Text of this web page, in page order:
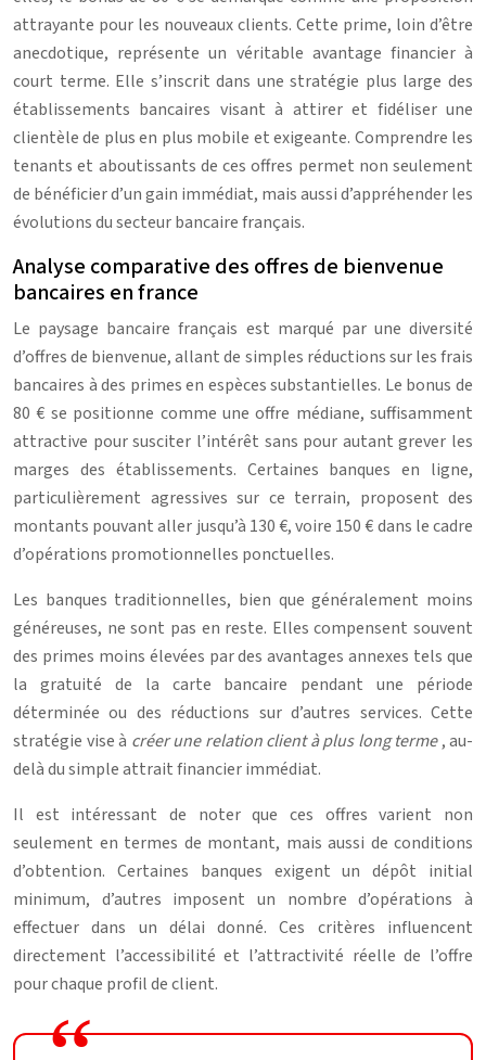
attrayante pour les nouveaux clients. Cette prime, loin d’être
anecdotique, représente un véritable avantage financier à
court terme. Elle s’inscrit dans une stratégie plus large des
établissements bancaires visant à attirer et fidéliser une
clientèle de plus en plus mobile et exigeante. Comprendre les
tenants et aboutissants de ces offres permet non seulement
de bénéficier d’un gain immédiat, mais aussi d’appréhender les
évolutions du secteur bancaire français.
Analyse comparative des offres de bienvenue
bancaires en france
Le paysage bancaire français est marqué par une diversité
d’offres de bienvenue, allant de simples réductions sur les frais
bancaires à des primes en espèces substantielles. Le bonus de
80 € se positionne comme une offre médiane, suffisamment
attractive pour susciter l’intérêt sans pour autant grever les
marges des établissements. Certaines banques en ligne,
particulièrement agressives sur ce terrain, proposent des
montants pouvant aller jusqu’à 130 €, voire 150 € dans le cadre
d’opérations promotionnelles ponctuelles.
Les banques traditionnelles, bien que généralement moins
généreuses, ne sont pas en reste. Elles compensent souvent
des primes moins élevées par des avantages annexes tels que
la gratuité de la carte bancaire pendant une période
déterminée ou des réductions sur d’autres services. Cette
stratégie vise à créer une relation client à plus long terme, au-
delà du simple attrait financier immédiat.
Il est intéressant de noter que ces offres varient non
seulement en termes de montant, mais aussi de conditions
d’obtention. Certaines banques exigent un dépôt initial
minimum, d’autres imposent un nombre d’opérations à
effectuer dans un délai donné. Ces critères influencent
directement l’accessibilité et l’attractivité réelle de l’offre
pour chaque profil de client.